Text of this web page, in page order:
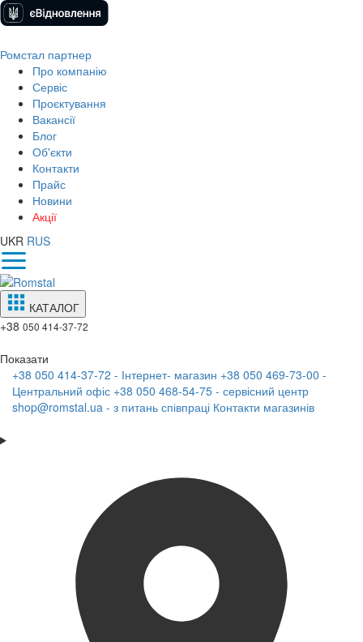
Ромстал партнер
Про компанію
Сервіс
Проєктування
Вакансії
Блог
Об'єкти
Контакти
Прайс
Новини
Акції
UKR RUS
КАТАЛОГ
+38 050 414-37-72
Показати
+38 050 414-37-72 - Інтернет- магазин +38 050 469-73-00 -
Центральний офіс +38 050 468-54-75 - сервісний центр
shop@romstal.ua - з питань співпраці Контакти магазинів